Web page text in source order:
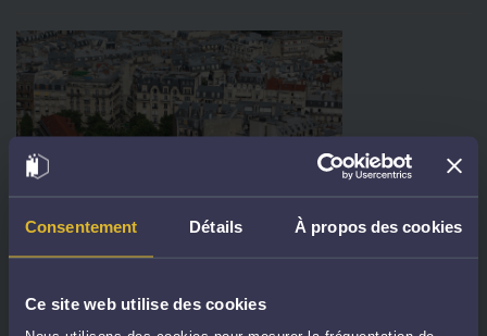
Consentement Détails À propos des cookies
Ce site web utilise des cookies
LES COLLECTIVITÉS PEUVENT PRÉEMPTER UN BIEN POUR
ParPauline CHARDONNETle 19/07/2024